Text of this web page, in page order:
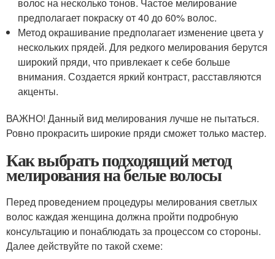
волос на несколько тонов. Частое мелирование
предполагает покраску от 40 до 60% волос.
Метод окрашивание предполагает изменение цвета у
нескольких прядей. Для редкого мелирования берутся
широкий пряди, что привлекает к себе больше
внимания. Создается яркий контраст, расставляются
акценты.
ВАЖНО! Данный вид мелирования лучше не пытаться.
Ровно прокрасить широкие пряди сможет только мастер.
Как выбрать подходящий метод
мелирования на белые волосы
Перед проведением процедуры мелирования светлых
волос каждая женщина должна пройти подробную
консультацию и понаблюдать за процессом со стороны.
Далее действуйте по такой схеме: